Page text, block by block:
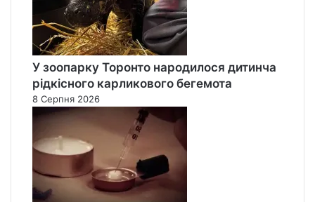
У зоопарку Торонто народилося дитинча
рідкісного карликового бегемота
8 Серпня 2026